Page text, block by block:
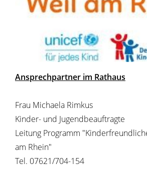
Ansprechpartner im Rathaus
Frau Michaela Rimkus
Kinder- und Jugendbeauftragte
Leitung Programm
am Rhein"
Tel. 07621/704-154